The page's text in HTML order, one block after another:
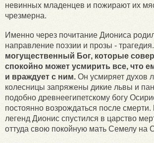
невинных младенцев и пожирают их
чрезмерна.
Именно через почитание Диониса
направление поэзии и прозы - трагедия.
могущественный Бог, которые
спокойно может усмирить все, что
и враждует с ним. Он усмиряет духов
колесницы запряжены дикие львы и
подобно древнеегипетскому богу
постоянно возрождаться после
легенд Дионис спустился в царство
оттуда свою покойную мать Семелу на